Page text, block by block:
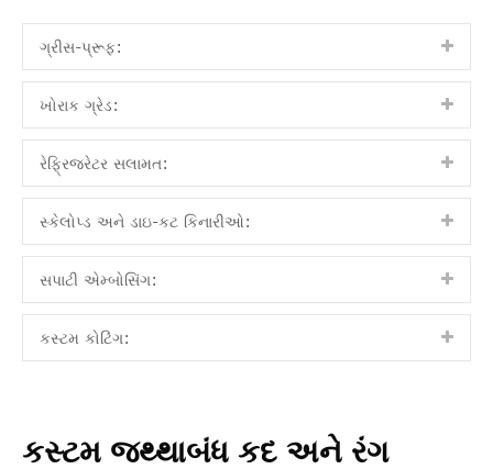
ગ્રીસ-પ્રૂફ:
ખોરાક ગ્રેડ:
રેફ્રિજરેટર સલામત:
સ્કેલોપ્ડ અને ડાઇ-કટ કિનારીઓ:
સપાટી એમ્બોસિંગ:
કસ્ટમ કોટિંગ:
કસ્ટમ જથ્થાબંધ કદ અને રંગ